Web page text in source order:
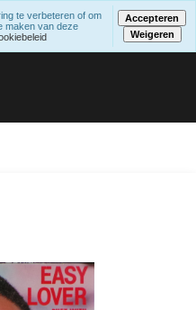
te verbeteren of om
maken van deze
Accepteren
Weigeren